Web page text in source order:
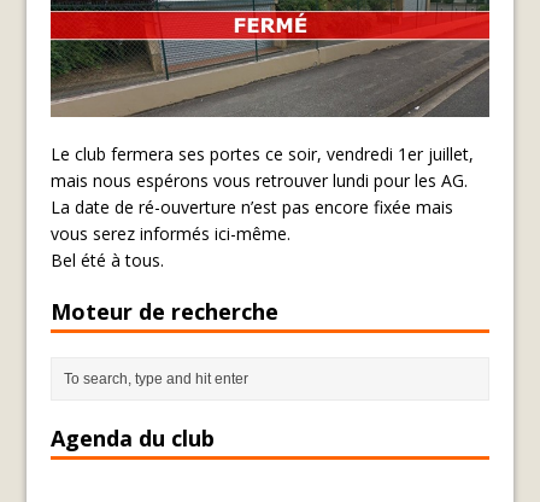
Le club fermera ses portes ce soir, vendredi 1er juillet,
mais nous espérons vous retrouver lundi pour les AG.
La date de ré-ouverture n’est pas encore fixée mais
vous serez informés ici-même.
Bel été à tous.
Moteur de recherche
Agenda du club